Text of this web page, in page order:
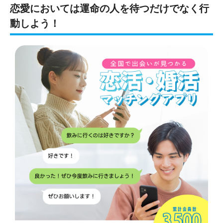
恋愛においては運命の人を待つだけでなく行
動しよう！